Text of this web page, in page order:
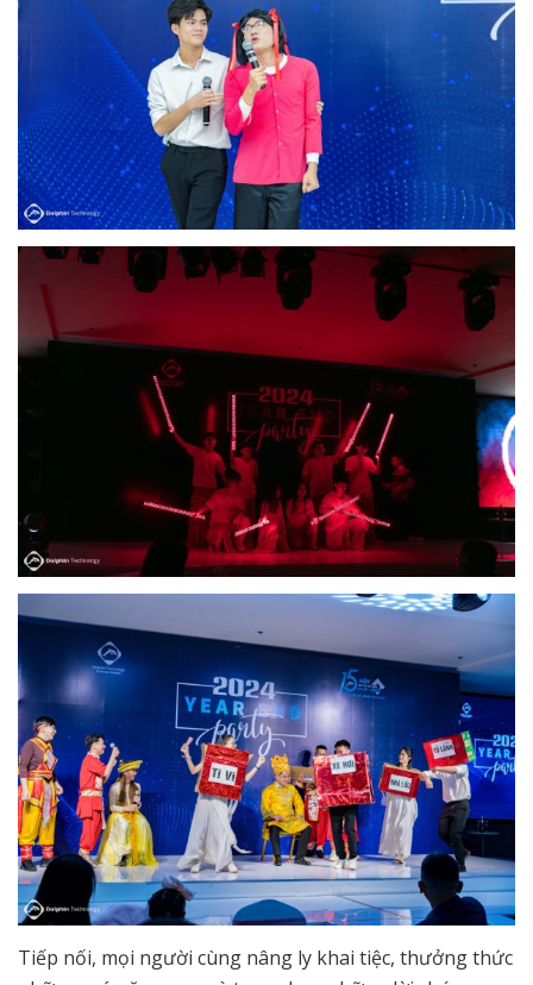
Tiếp nối, mọi người cùng nâng ly khai tiệc, thưởng thức